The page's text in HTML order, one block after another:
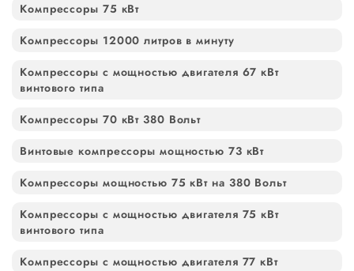
Компрессоры 75 кВт
Компрессоры 12000 литров в минуту
Компрессоры с мощностью двигателя 67 кВт
винтового типа
Компрессоры 70 кВт 380 Вольт
Винтовые компрессоры мощностью 73 кВт
Компрессоры мощностью 75 кВт на 380 Вольт
Компрессоры с мощностью двигателя 75 кВт
винтового типа
Компрессоры с мощностью двигателя 77 кВт